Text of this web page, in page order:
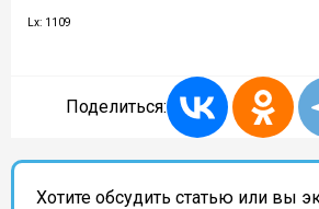
Lx: 1109
Поделиться:
Хотите обсудить статью или вы